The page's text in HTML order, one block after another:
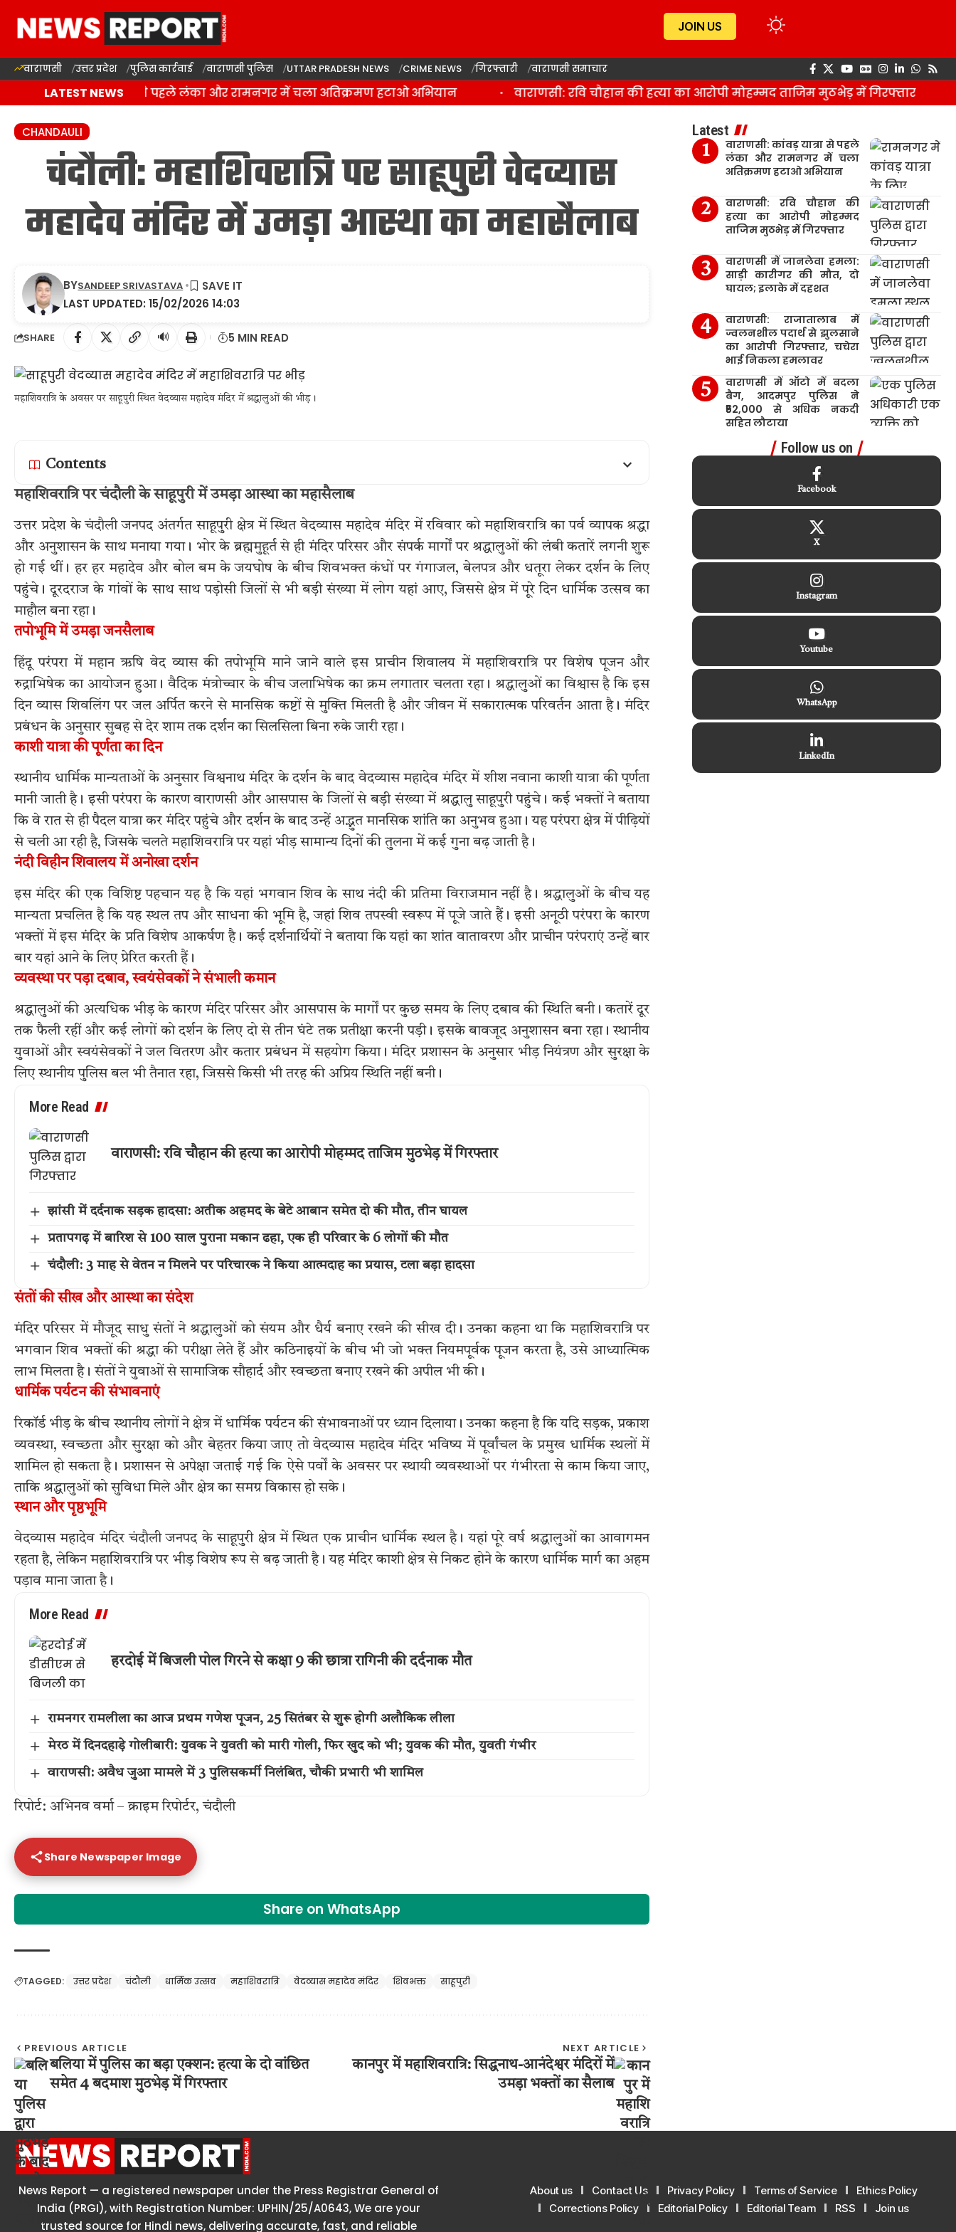
JOIN US
वाराणसी उत्तर प्रदेश पुलिस कार्रवाई वाराणसी पुलिस UTTAR PRADESH NEWS CRIME NEWS गिरफ्तारी वाराणसी समाचार
LATEST NEWS
कांवड़ यात्रा से पहले लंका और रामनगर में चला अतिक्रमण हटाओ अभियान वाराणसी: रवि चौहान की हत्या का आरोपी मोहम्मद ताजिम मुठभेड़ में गिरफ्तार
CHANDAULI
चंदौली: महाशिवरात्रि पर साहूपुरी वेदव्यास
महादेव मंदिर में उमड़ा आस्था का महासैलाब
LAST UPDATED: 15/02/2026 14:03
BYSANDEEP SRIVASTAVA
SHARE 🔊 5 MIN READ
महाशिवरात्रि के अवसर पर साहूपुरी स्थित वेदव्यास महादेव मंदिर में श्रद्धालुओं की भीड़।
Contents
महाशिवरात्रि पर चंदौली के साहूपुरी में उमड़ा आस्था का महासैलाब
उत्तर प्रदेश के चंदौली जनपद अंतर्गत साहूपुरी क्षेत्र में स्थित वेदव्यास महादेव मंदिर में रविवार को महाशिवरात्रि का पर्व व्यापक श्रद्धा
और अनुशासन के साथ मनाया गया। भोर के ब्रह्ममुहूर्त से ही मंदिर परिसर और संपर्क मार्गों पर श्रद्धालुओं की लंबी कतारें लगनी शुरू
हो गई थीं। हर हर महादेव और बोल बम के जयघोष के बीच शिवभक्त कंधों पर गंगाजल, बेलपत्र और धतूरा लेकर दर्शन के लिए
पहुंचे। दूरदराज के गांवों के साथ साथ पड़ोसी जिलों से भी बड़ी संख्या में लोग यहां आए, जिससे क्षेत्र में पूरे दिन धार्मिक उत्सव का
माहौल बना रहा।
तपोभूमि में उमड़ा जनसैलाब
हिंदू परंपरा में महान ऋषि वेद व्यास की तपोभूमि माने जाने वाले इस प्राचीन शिवालय में महाशिवरात्रि पर विशेष पूजन और
रुद्राभिषेक का आयोजन हुआ। वैदिक मंत्रोच्चार के बीच जलाभिषेक का क्रम लगातार चलता रहा। श्रद्धालुओं का विश्वास है कि इस
दिन व्यास शिवलिंग पर जल अर्पित करने से मानसिक कष्टों से मुक्ति मिलती है और जीवन में सकारात्मक परिवर्तन आता है। मंदिर
प्रबंधन के अनुसार सुबह से देर शाम तक दर्शन का सिलसिला बिना रुके जारी रहा।
काशी यात्रा की पूर्णता का दिन
स्थानीय धार्मिक मान्यताओं के अनुसार विश्वनाथ मंदिर के दर्शन के बाद वेदव्यास महादेव मंदिर में शीश नवाना काशी यात्रा की पूर्णता
मानी जाती है। इसी परंपरा के कारण वाराणसी और आसपास के जिलों से बड़ी संख्या में श्रद्धालु साहूपुरी पहुंचे। कई भक्तों ने बताया
कि वे रात से ही पैदल यात्रा कर मंदिर पहुंचे और दर्शन के बाद उन्हें अद्भुत मानसिक शांति का अनुभव हुआ। यह परंपरा क्षेत्र में पीढ़ियों
से चली आ रही है, जिसके चलते महाशिवरात्रि पर यहां भीड़ सामान्य दिनों की तुलना में कई गुना बढ़ जाती है।
नंदी विहीन शिवालय में अनोखा दर्शन
इस मंदिर की एक विशिष्ट पहचान यह है कि यहां भगवान शिव के साथ नंदी की प्रतिमा विराजमान नहीं है। श्रद्धालुओं के बीच यह
मान्यता प्रचलित है कि यह स्थल तप और साधना की भूमि है, जहां शिव तपस्वी स्वरूप में पूजे जाते हैं। इसी अनूठी परंपरा के कारण
भक्तों में इस मंदिर के प्रति विशेष आकर्षण है। कई दर्शनार्थियों ने बताया कि यहां का शांत वातावरण और प्राचीन परंपराएं उन्हें बार
बार यहां आने के लिए प्रेरित करती हैं।
व्यवस्था पर पड़ा दबाव, स्वयंसेवकों ने संभाली कमान
श्रद्धालुओं की अत्यधिक भीड़ के कारण मंदिर परिसर और आसपास के मार्गों पर कुछ समय के लिए दबाव की स्थिति बनी। कतारें दूर
तक फैली रहीं और कई लोगों को दर्शन के लिए दो से तीन घंटे तक प्रतीक्षा करनी पड़ी। इसके बावजूद अनुशासन बना रहा। स्थानीय
युवाओं और स्वयंसेवकों ने जल वितरण और कतार प्रबंधन में सहयोग किया। मंदिर प्रशासन के अनुसार भीड़ नियंत्रण और सुरक्षा के
लिए स्थानीय पुलिस बल भी तैनात रहा, जिससे किसी भी तरह की अप्रिय स्थिति नहीं बनी।
More Read
वाराणसी: रवि चौहान की हत्या का आरोपी मोहम्मद ताजिम मुठभेड़ में गिरफ्तार
झांसी में दर्दनाक सड़क हादसा: अतीक अहमद के बेटे आबान समेत दो की मौत, तीन घायल
प्रतापगढ़ में बारिश से 100 साल पुराना मकान ढहा, एक ही परिवार के 6 लोगों की मौत
चंदौली: 3 माह से वेतन न मिलने पर परिचारक ने किया आत्मदाह का प्रयास, टला बड़ा हादसा
संतों की सीख और आस्था का संदेश
मंदिर परिसर में मौजूद साधु संतों ने श्रद्धालुओं को संयम और धैर्य बनाए रखने की सीख दी। उनका कहना था कि महाशिवरात्रि पर
भगवान शिव भक्तों की श्रद्धा की परीक्षा लेते हैं और कठिनाइयों के बीच भी जो भक्त नियमपूर्वक पूजन करता है, उसे आध्यात्मिक
लाभ मिलता है। संतों ने युवाओं से सामाजिक सौहार्द और स्वच्छता बनाए रखने की अपील भी की।
धार्मिक पर्यटन की संभावनाएं
रिकॉर्ड भीड़ के बीच स्थानीय लोगों ने क्षेत्र में धार्मिक पर्यटन की संभावनाओं पर ध्यान दिलाया। उनका कहना है कि यदि सड़क, प्रकाश
व्यवस्था, स्वच्छता और सुरक्षा को और बेहतर किया जाए तो वेदव्यास महादेव मंदिर भविष्य में पूर्वांचल के प्रमुख धार्मिक स्थलों में
शामिल हो सकता है। प्रशासन से अपेक्षा जताई गई कि ऐसे पर्वों के अवसर पर स्थायी व्यवस्थाओं पर गंभीरता से काम किया जाए,
ताकि श्रद्धालुओं को सुविधा मिले और क्षेत्र का समग्र विकास हो सके।
स्थान और पृष्ठभूमि
वेदव्यास महादेव मंदिर चंदौली जनपद के साहूपुरी क्षेत्र में स्थित एक प्राचीन धार्मिक स्थल है। यहां पूरे वर्ष श्रद्धालुओं का आवागमन
रहता है, लेकिन महाशिवरात्रि पर भीड़ विशेष रूप से बढ़ जाती है। यह मंदिर काशी क्षेत्र से निकट होने के कारण धार्मिक मार्ग का अहम
पड़ाव माना जाता है।
More Read
हरदोई में बिजली पोल गिरने से कक्षा 9 की छात्रा रागिनी की दर्दनाक मौत
रामनगर रामलीला का आज प्रथम गणेश पूजन, 25 सितंबर से शुरू होगी अलौकिक लीला
मेरठ में दिनदहाड़े गोलीबारी: युवक ने युवती को मारी गोली, फिर खुद को भी; युवक की मौत, युवती गंभीर
वाराणसी: अवैध जुआ मामले में 3 पुलिसकर्मी निलंबित, चौकी प्रभारी भी शामिल
रिपोर्ट: अभिनव वर्मा – क्राइम रिपोर्टर, चंदौली
Share Newspaper Image
Share on WhatsApp
TAGGED: उत्तर प्रदेश चंदौली धार्मिक उत्सव महाशिवरात्रि वेदव्यास महादेव मंदिर शिवभक्त साहूपुरी
PREVIOUS ARTICLE
बलिया में पुलिस का बड़ा एक्शन: हत्या के दो वांछित
समेत 4 बदमाश मुठभेड़ में गिरफ्तार
NEXT ARTICLE
कानपुर में महाशिवरात्रि: सिद्धनाथ-आनंदेश्वर मंदिरों में
उमड़ा भक्तों का सैलाब
Latest
वाराणसी: कांवड़ यात्रा से पहले
लंका और रामनगर में चला
अतिक्रमण हटाओ अभियान
वाराणसी: रवि चौहान की
हत्या का आरोपी मोहम्मद
ताजिम मुठभेड़ में गिरफ्तार
वाराणसी में जानलेवा हमला:
साड़ी कारीगर की मौत, दो
घायल; इलाके में दहशत
वाराणसी: राजातालाब में
ज्वलनशील पदार्थ से झुलसाने
का आरोपी गिरफ्तार, चचेरा
भाई निकला हमलावर
वाराणसी में ऑटो में बदला
बैग, आदमपुर पुलिस ने
₹52,000 से अधिक नकदी
सहित लौटाया
Follow us on
Facebook
X
Instagram
Youtube
WhatsApp
LinkedIn
News Report — a registered newspaper under the Press Registrar General of
India (PRGI), with Registration Number: UPHIN/25/A0643, We are your
trusted source for Hindi news, delivering accurate, fast, and reliable
About us Contact Us Privacy Policy Terms of Service
Ethics Policy
Corrections Policy
Editorial Policy Editorial Team RSS Join us